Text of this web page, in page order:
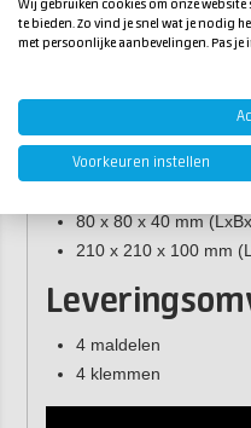
Zeker bij vloeibare
onmisbaar.
Afmetingen
De maldelen voorsiliconen
maten (maximale
80 x 80 x 40 mm
210 x 210 x 100 mm
4 maldelen
4 klemmen
Wij gebruiken cookies om onze
te bieden. Zo vind je snel wat je nodig
met persoonlijke aanbevelingen. Pas
Voorkeuren instellen